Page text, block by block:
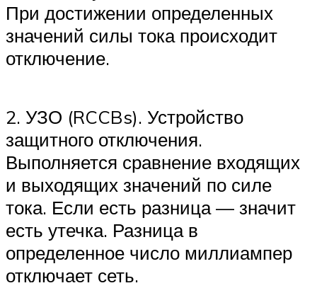
При достижении определенных
значений силы тока происходит
отключение.
2. УЗО (RCCBs). Устройство
защитного отключения.
Выполняется сравнение входящих
и выходящих значений по силе
тока. Если есть разница — значит
есть утечка. Разница в
определенное число миллиампер
отключает сеть.